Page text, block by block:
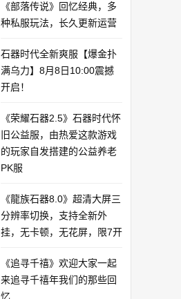
《部落传说》回忆经典，多
种私服玩法，长久更新运营
石器时代全新爽服【爆金扑
满乌力】8月8日10:00震撼
开启！​
《荣耀石器2.5》石器时代怀
旧公益服，由热爱这款游戏
的玩家自发搭建的公益养老
PK服
《龍族石器8.0》超清大屏三
分辨率切换，支持全新外
挂，无卡顿，无花屏，限7开
《追寻千禧》欢迎大家一起
来追寻千禧年我们的那些回
忆